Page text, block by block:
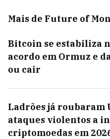
Mais de Future of
Bitcoin se estabiliza
acordo em Ormuz e
ou cair
Ladrões já roubaram
ataques violentos a
criptomoedas em